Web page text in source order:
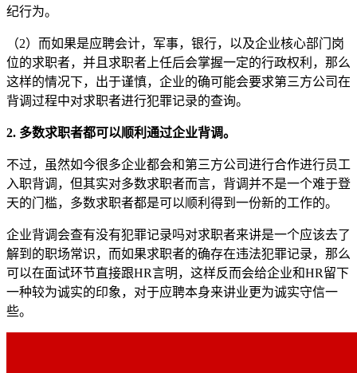
纪行为。
（2）而如果是应聘会计，军事，银行，以及企业核心部门岗
位的求职者，并且求职者上任后会掌握一定的行政权利，那么
这样的情况下，出于谨慎，企业的确可能会要求第三方公司在
背调过程中对求职者进行犯罪记录的查询。
2. 多数求职者都可以顺利通过企业背调。
不过，虽然如今很多企业都会和第三方公司进行合作进行员工
入职背调，但其实对多数求职者而言，背调并不是一个难于登
天的门槛，多数求职者都是可以顺利得到一份新的工作的。
企业背调会查有没有犯罪记录吗对求职者来讲是一个应该去了
解到的职场常识，而如果求职者的确存在违法犯罪记录，那么
可以在面试环节直接跟HR言明，这样反而会给企业和HR留下
一种较为诚实的印象，对于应聘本身来讲业更为诚实守信一
些。